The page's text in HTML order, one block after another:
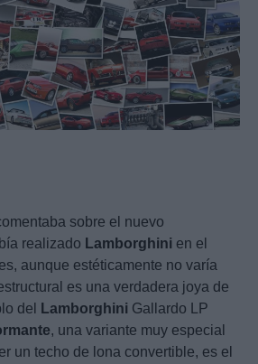
sobre el nuevo
realizado Lamborghini en el
aunque estéticamente no varía
es una verdadera joya de
del
Lamborghini Gallardo LP
, una variante muy especial
un techo de lona convertible, es el